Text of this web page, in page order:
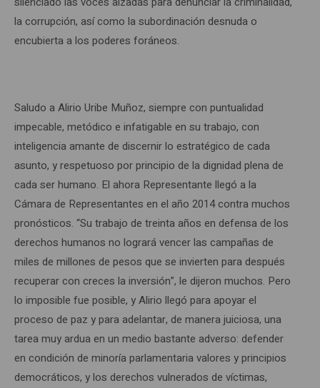
la corrupción, así como la subordinación desnuda o
encubierta a los poderes foráneos.
Saludo a Alirio Uribe Muñoz, siempre con puntualidad
impecable, metódico e infatigable en su trabajo, con
inteligencia amante de discernir lo estratégico de cada
asunto, y respetuoso por principio de la dignidad plena de
cada ser humano. El ahora Representante llegó a la
Cámara de Representantes en el año 2014 contra muchos
pronósticos. “Su trabajo de treinta años en defensa de los
derechos humanos no logrará vencer las campañas de
miles de millones de pesos que se invierten para después
recuperar con creces la inversión”, le dijeron muchos. Pero
lo imposible fue posible, y Alirio llegó para apoyar el
proceso de paz y para adelantar, de manera juiciosa, una
tarea muy ardua en un medio bastante adverso: defender
en condición de minoría parlamentaria valores y principios
democráticos, y los derechos vulnerados de víctimas,